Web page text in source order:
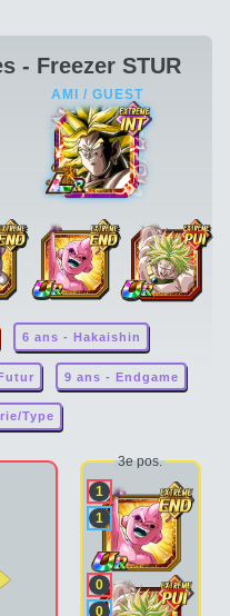
- Freezer STUR
6 ans - Hakaishin
9 ans - Endgame
Type
3e pos.
1
1
0
0